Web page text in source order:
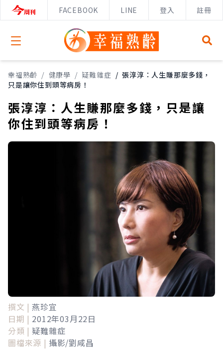
FACEBOOK LINE 登入 註冊
Open menu
幸福熟齡 / 健康學 / 疑難雜症 / 張淳淳：人生賺那麼多錢，
只是讓你住到頭等病房！
張淳淳：人生賺那麼多錢，只是讓
你住到頭等病房！
撰文 | 燕珍宜
日期 | 2012年03月22日
分類 | 疑難雜症
圖檔來源 | 攝影/劉咸昌